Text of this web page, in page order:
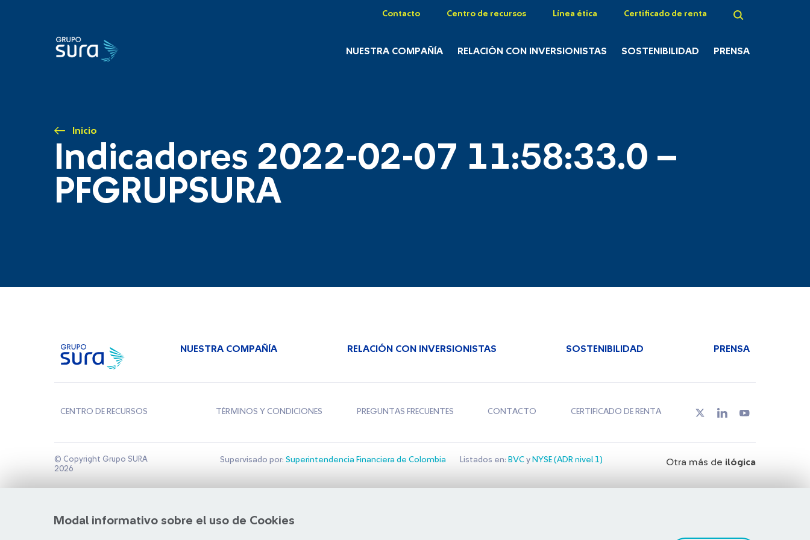
Contacto Centro de recursos Línea ética Certificado de renta
NUESTRA COMPAÑÍA RELACIÓN CON INVERSIONISTAS SOSTENIBILIDAD PRENSA
Inicio
Indicadores 2022-02-07 11:58:33.0 –
PFGRUPSURA
Modal informativo sobre el uso de Cookies
NUESTRA COMPAÑÍA RELACIÓN CON INVERSIONISTAS SOSTENIBILIDAD PRENSA
CENTRO DE RECURSOS TÉRMINOS Y CONDICIONES PREGUNTAS FRECUENTES CONTACTO CERTIFICADO DE RENTA
© Copyright Grupo SURA
2026
Supervisado por: Superintendencia Financiera de Colombia Listados en: BVCy NYSE (ADR nivel 1) Otra más de ilógica